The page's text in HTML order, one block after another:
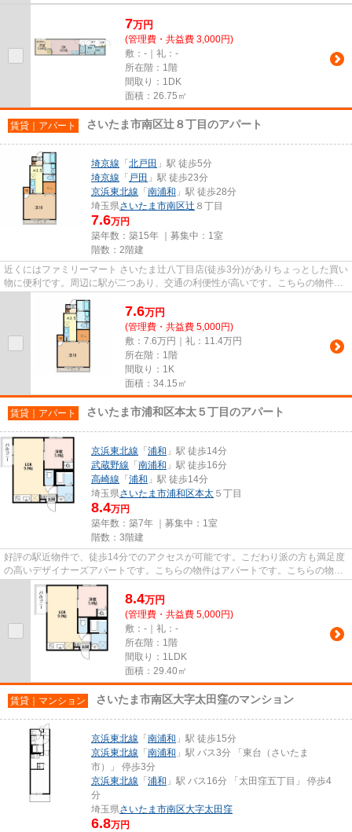
7万円
(管理費・共益費 3,000円)
敷：-｜礼：-
所在階：1階
間取り：1DK
面積：26.75㎡
賃貸｜アパート さいたま市南区辻８丁目のアパート
埼京線 「 北戸田 」駅 徒歩5分
埼京線 「 戸田 」駅 徒歩23分
京浜東北線 「 南浦和 」駅 徒歩28分
埼玉県さいたま市南区辻 ８丁目
7.6万円
築年数：築15年 ｜募集中： 1室
階数：2階建
近くにはファミリーマート さいたま辻八丁目店(徒歩3分)がありちょっとした買い
物に便利です。周辺に駅が二つあり、交通の利便性が高いです。こちらの物件は
7.6万円
(管理費・共益費 5,000円)
敷：7.6万円｜礼：11.4万円
所在階：1階
間取り：1K
面積：34.15㎡
賃貸｜アパート さいたま市浦和区本太５丁目のアパート
京浜東北線 「 浦和 」駅 徒歩14分
武蔵野線 「 南浦和 」駅 徒歩16分
高崎線 「 浦和 」駅 徒歩14分
埼玉県さいたま市浦和区本太 ５丁目
8.4万円
築年数：築7年 ｜募集中： 1室
階数：3階建
好評の駅近物件で、徒歩14分でのアクセスが可能です。こだわり派の方も満足度
の高いデザイナーズアパートです。こちらの物件はアパートです。こちらの物件
は築7年ですが、充実の設備が...
8.4万円
(管理費・共益費 5,000円)
敷：-｜礼：-
所在階：1階
間取り：1LDK
面積：29.40㎡
賃貸｜マンション さいたま市南区大字太田窪のマンション
京浜東北線 「 南浦和 」駅 徒歩15分
京浜東北線 「 南浦和 」駅 バス3分 「東台（さいたま
市）」 停歩3分
京浜東北線 「 浦和 」駅 バス16分 「太田窪五丁目」 停歩4
分
埼玉県さいたま市南区大字太田窪
6.8万円